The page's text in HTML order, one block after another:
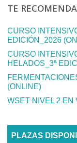
TE
CURSO
EDICIÓN_2026
CURSO
HELADOS_3ª
(ONLINE)
WSET NIVEL 2 EN
PLAZAS